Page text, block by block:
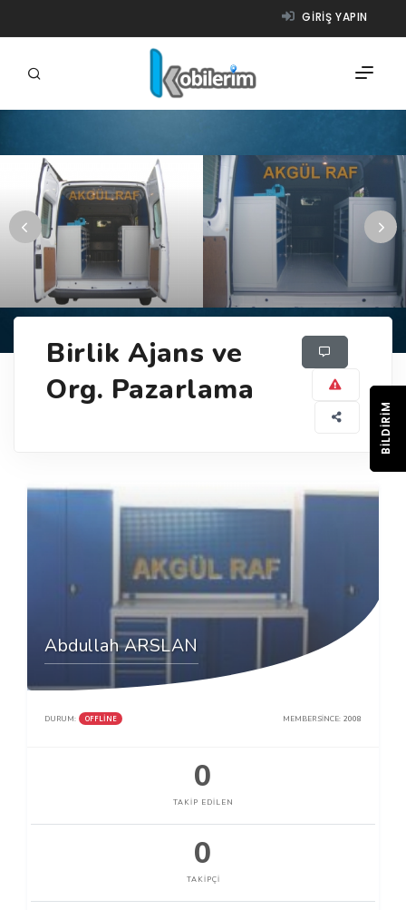
GIRIŞ YAPIN
FIRMALAR
ÜRÜNLER
NASIL ÇALIŞIR?
YARDIM
Birlik Ajans ve
Org. Pazarlama
Abdullah ARSLAN
DURUM: OFFLINE MEMBER SINCE: 2008
0
TAKIP EDILEN
0
TAKIPÇI
BILDIRIM